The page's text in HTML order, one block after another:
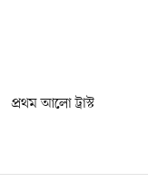
প্রথম আলো ট্রাস্ট